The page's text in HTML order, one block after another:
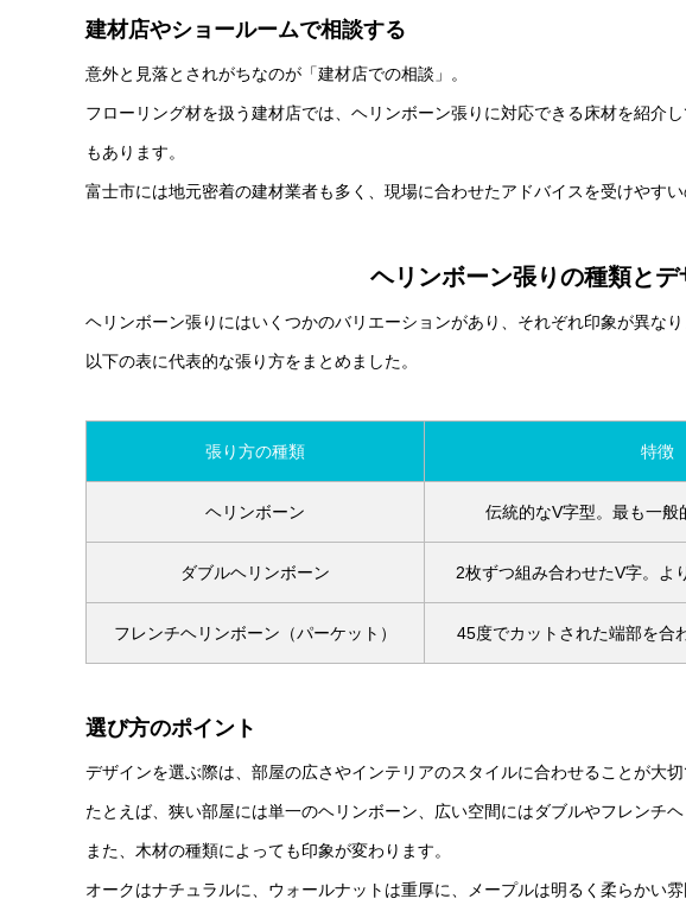
建材店やショールームで相談する
意外と見落とされがちなのが「建材店での相談」。
フローリング材を扱う建材店では、ヘリンボーン張りに対応できる床材を紹介
もあります。
富士市には地元密着の建材業者も多く、現場に合わせたアドバイスを受けやすい
ヘリンボーン張りの種類と
ヘリンボーン張りにはいくつかのバリエーションがあり、それぞれ印象が異なり
以下の表に代表的な張り方をまとめました。
張り方の種類 特徴
ヘリンボーン 伝統的なV字型。最も一般
ダブルヘリンボーン 2枚ずつ組み合わせたV字。よ
フレンチヘリンボーン（パーケット） 45度でカットされた端部を合
選び方のポイント
デザインを選ぶ際は、部屋の広さやインテリアのスタイルに合わせることが大切
たとえば、狭い部屋には単一のヘリンボーン、広い空間にはダブルやフレンチヘ
また、木材の種類によっても印象が変わります。
オークはナチュラルに、ウォールナットは重厚に、メープルは明るく柔らかい雰